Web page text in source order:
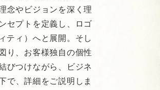
念やビジョンを深く理
セプトを定義し、ロゴ
ティ）へと展開。そし
り、お客様独自の個性
びつけながら、ビジネ
で、詳細をご説明しま